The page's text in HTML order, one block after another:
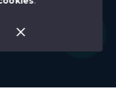
- Todos os direitos